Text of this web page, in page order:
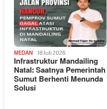
MEDAN 18 Juli 2026
Infrastruktur Mandailing
Natal: Saatnya Pemerintah
Sumut Berhenti Menunda
Solusi